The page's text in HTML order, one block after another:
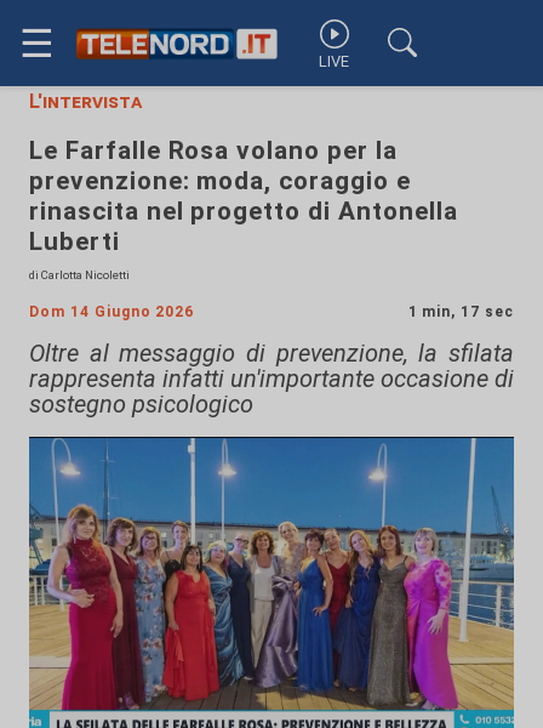
☰ LIVE
L'intervista
Le Farfalle Rosa volano per la
prevenzione: moda, coraggio e
rinascita nel progetto di Antonella
Luberti
di Carlotta Nicoletti
Dom 14 Giugno 2026 1 min, 17 sec
Oltre al messaggio di prevenzione, la sfilata
rappresenta infatti un'importante occasione di
sostegno psicologico